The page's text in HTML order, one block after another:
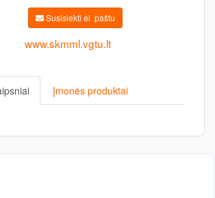
Susisiekti el. paštu
www.skmml.vgtu.lt
Įmonės produktai